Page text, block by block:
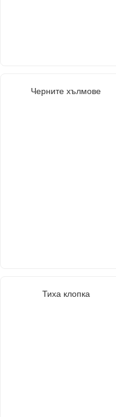
Черните хълмове
Тиха клопка